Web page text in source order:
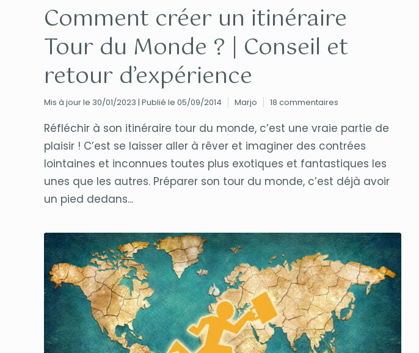
Comment créer un itinéraire
Tour du Monde ? | Conseil et
retour d’expérience
Mis à jour le 30/01/2023 | Publié le 05/09/2014 Marjo 18 commentaires
Réfléchir à son itinéraire tour du monde, c’est une vraie partie de
plaisir ! C’est se laisser aller à rêver et imaginer des contrées
lointaines et inconnues toutes plus exotiques et fantastiques les
unes que les autres. Préparer son tour du monde, c’est déjà avoir
un pied dedans...